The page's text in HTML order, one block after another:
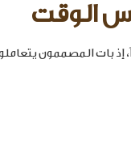
الوقت
إذ بات المصممون